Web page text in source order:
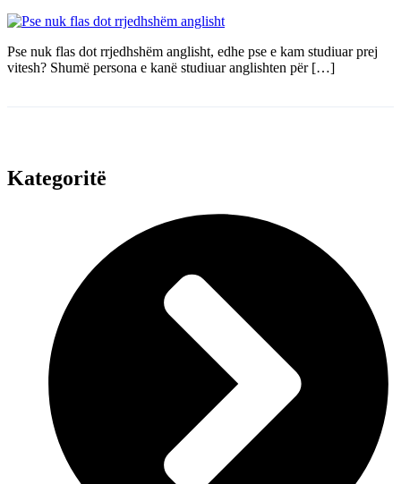
Pse nuk flas dot rrjedhshëm anglisht, edhe pse e kam studiuar prej
vitesh? Shumë persona e kanë studiuar anglishten për […]
Kategoritë